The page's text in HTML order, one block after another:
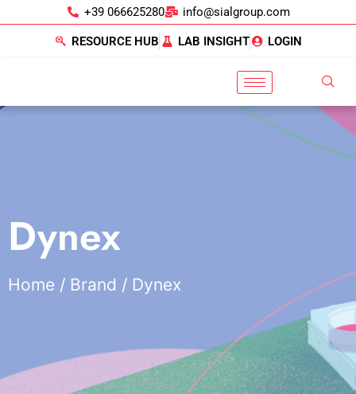
+39 066625280 info@sialgroup.com
RESOURCE HUB LAB INSIGHT LOGIN
Dynex
Home / Brand / Dynex